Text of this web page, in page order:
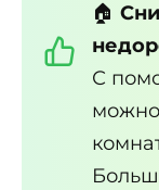
🏠
С
можно